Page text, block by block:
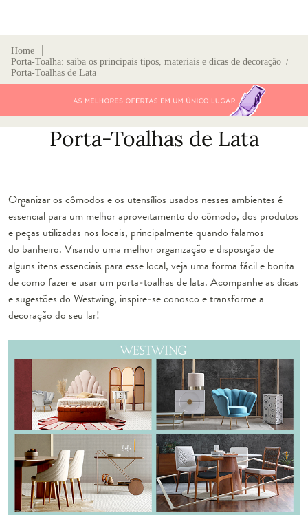
Home
Porta-Toalha: saiba os principais tipos, materiais e dicas de decoração /
Porta-Toalhas de Lata
Porta-Toalhas de Lata
Organizar os cômodos e os utensílios usados nesses ambientes é
essencial para um melhor aproveitamento do cômodo, dos produtos
e peças utilizadas nos locais, principalmente quando falamos
do banheiro. Visando uma melhor organização e disposição de
alguns itens essenciais para esse local, veja uma forma fácil e bonita
de como fazer e usar um porta-toalhas de lata. Acompanhe as dicas
e sugestões do Westwing, inspire-se conosco e transforme a
decoração do seu lar!